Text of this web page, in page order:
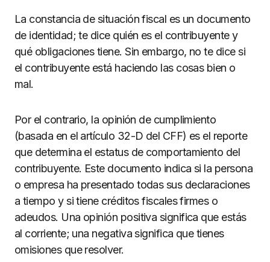
La constancia de situación fiscal es un documento
de identidad; te dice quién es el contribuyente y
qué obligaciones tiene. Sin embargo, no te dice si
el contribuyente está haciendo las cosas bien o
mal.
Por el contrario, la opinión de cumplimiento
(basada en el artículo 32-D del CFF) es el reporte
que determina el estatus de comportamiento del
contribuyente. Este documento indica si la persona
o empresa ha presentado todas sus declaraciones
a tiempo y si tiene créditos fiscales firmes o
adeudos. Una opinión positiva significa que estás
al corriente; una negativa significa que tienes
omisiones que resolver.